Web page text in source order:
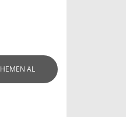
HEMEN AL